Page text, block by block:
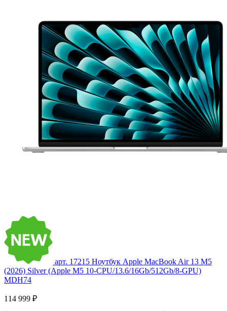
арт. 17215 Ноутбук Apple MacBook Air 13 M5
(2026) Silver (Apple M5 10-CPU/13.6/16Gb/512Gb/8-GPU)
MDH74
114 999 ₽